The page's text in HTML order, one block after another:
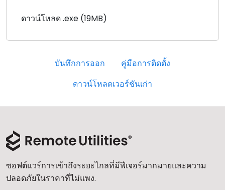
ดาวน์โหลด .exe (19MB)
บันทึกการออก
คู่มือการติดตั้ง
ดาวน์โหลดเวอร์ชันเก่า
ซอฟต์แวร์การเข้าถึงระยะไกลที่มีฟีเจอร์มากมายและความ
ปลอดภัยในราคาที่ไม่แพง.